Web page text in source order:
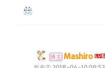
博主 Mashiro